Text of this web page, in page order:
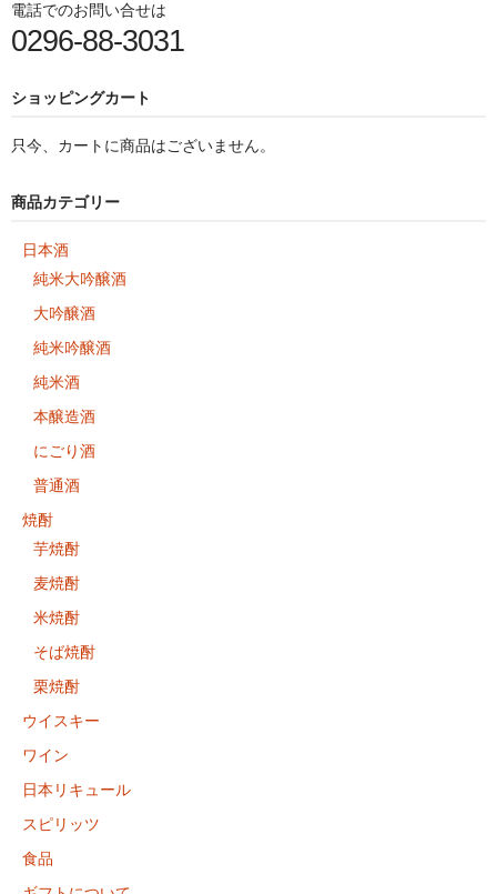
電話でのお問い合せは
0296-88-3031
ショッピングカート
只今、カートに商品はございません。
商品カテゴリー
日本酒
純米大吟醸酒
大吟醸酒
純米吟醸酒
純米酒
本醸造酒
にごり酒
普通酒
焼酎
芋焼酎
麦焼酎
米焼酎
そば焼酎
栗焼酎
ウイスキー
ワイン
日本リキュール
スピリッツ
食品